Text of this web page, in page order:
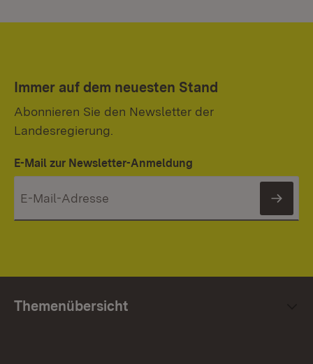
Immer auf dem neuesten Stand
Abonnieren Sie den Newsletter der
Landesregierung.
E-Mail zur Newsletter-Anmeldung
Themenübersicht